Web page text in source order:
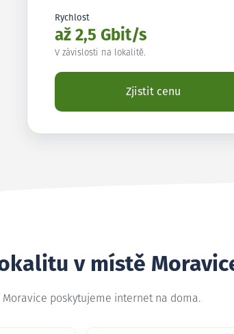
Rychlost
až 2,5 Gbit/s
V závislosti na lokalitě.
Zjistit cenu
v místě
Moravice poskytujeme internet na doma.